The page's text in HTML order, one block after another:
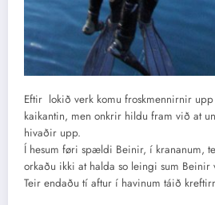
Eftir lokið verk komu froskmennirnir
kaikantin, men onkrir hildu fram við at
hivaðir upp.
Í hesum føri spældi Beinir, í krananum,
orkaðu ikki at halda so leingi sum Beinir
Teir endaðu tí aftur í havinum táið